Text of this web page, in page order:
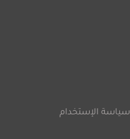
سياسة الإستخدام